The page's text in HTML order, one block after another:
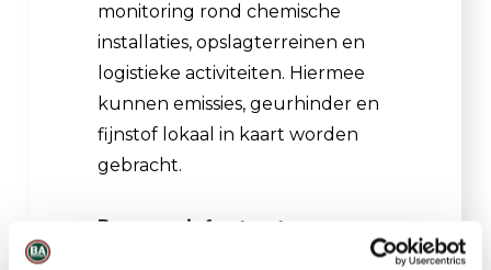
monitoring rond chemische
installaties, opslagterreinen en
logistieke activiteiten. Hiermee
kunnen emissies, geurhinder en
fijnstof lokaal in kaart worden
gebracht.
Bouw en infrastructuur
Aannemers en projectontwikkelaars